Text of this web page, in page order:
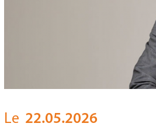
Le 22.05.2026